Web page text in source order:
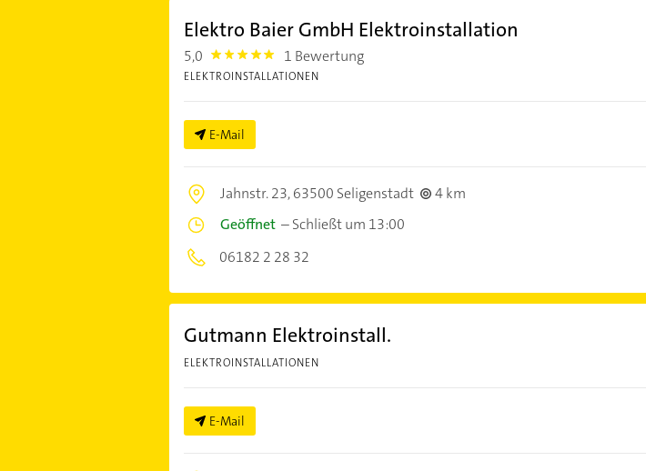
Elektro Baier GmbH Elektroinstallation
5,0 5.0 1 Bewertung
ELEKTROINSTALLATIONEN
E-Mail
Jahnstr. 23,63500 Seligenstadt
4 km
Geöffnet–Schließt um 13:00
06182 2 28 32
Gutmann Elektroinstall.
ELEKTROINSTALLATIONEN
E-Mail